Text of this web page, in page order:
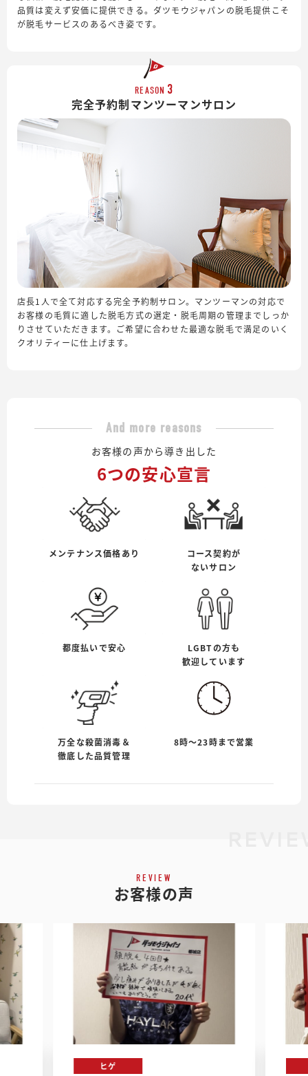
品質は変えず安価に提供できる。ダツモウジャパンの脱毛提供こそ
が脱毛サービスのあるべき姿です。
REASON 3
完全予約制マンツーマンサロン
店長1人で全て対応する完全予約制サロン。マンツーマンの対応で
お客様の毛質に適した脱毛方式の選定・脱毛周期の管理までしっか
りさせていただきます。ご希望に合わせた最適な脱毛で満足のいく
クオリティーに仕上げます。
And more reasons
お客様の声から導き出した
6つの安心宣言
メンテナンス価格あり
コース契約が
ないサロン
都度払いで安心
LGBTの方も
歓迎しています
万全な殺菌消毒＆
徹底した品質管理
8時〜23時まで営業
REVIEW
お客様の声